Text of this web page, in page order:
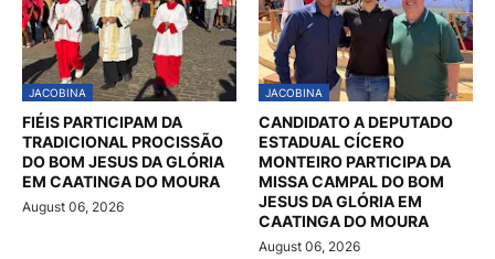
JACOBINA
FIÉIS PARTICIPAM DA
TRADICIONAL PROCISSÃO
DO BOM JESUS DA GLÓRIA
EM CAATINGA DO MOURA
August 06, 2026
JACOBINA
CANDIDATO A DEPUTADO
ESTADUAL CÍCERO
MONTEIRO PARTICIPA DA
MISSA CAMPAL DO BOM
JESUS DA GLÓRIA EM
CAATINGA DO MOURA
August 06, 2026